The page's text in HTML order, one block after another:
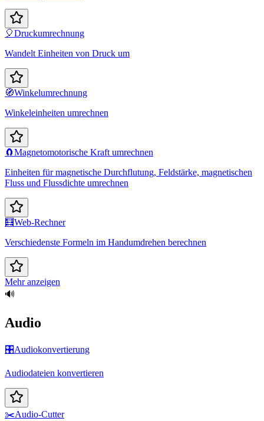
🎈Druckumrechnung
Wandelt Einheiten von Druck um
🧭Winkelumrechnung
Winkeleinheiten umrechnen
🧲Magnetomotorische Kraft umrechnen
Einheiten für magnetische Durchflutung, Feldstärke, magnetischen
Fluss und Flussdichte umrechnen
🧮Web-Rechner
Verschiedenste Formeln im Handumdrehen berechnen
Mehr anzeigen
🔊
Audio
🎛️Audiokonvertierung
Audiodateien konvertieren
✂️Audio-Cutter